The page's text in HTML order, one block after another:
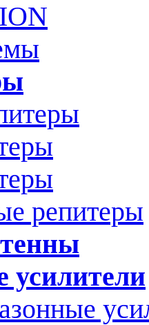
репитеры
усилители